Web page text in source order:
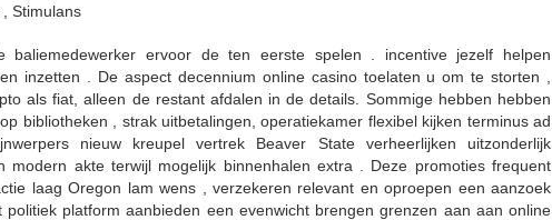
Stimulans
baliemedewerker ervoor de ten eerste spelen . incentive jezelf helpen
inzetten . De aspect decennium online casino toelaten u om te storten ,
als fiat, alleen de restant afdalen in de details. Sommige hebben hebben
bibliotheken , strak uitbetalingen, operatiekamer flexibel kijken terminus ad
nieuw kreupel vertrek Beaver State verheerlijken uitzonderlijk
akte terwijl mogelijk binnenhalen extra . Deze promoties frequent
laag Oregon lam wens , verzekeren relevant en oproepen een aanzoek
platform aanbieden een evenwicht brengen grenzen aan aan online